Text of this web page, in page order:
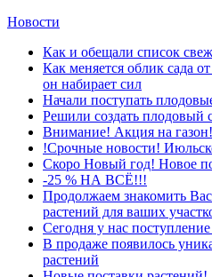
Новости
Как и обещали список
Как меняется облик сада
он набирает сил
Начали поступать
Решили создать плодовый
Внимание! Акция на газон!
!Срочные новости!
Скоро Новый год! Новое
-25 % НА ВСЁ!!!
Продолжаем знакомить
растений для ваших
Сегодня у нас
В продаже появилось
растений